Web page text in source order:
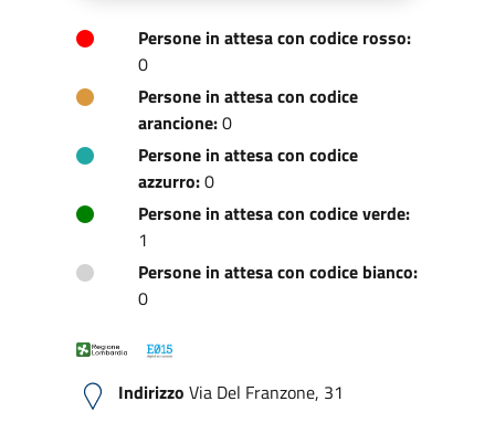
Persone in attesa con codice rosso:
0
Persone in attesa con codice
arancione:0
Persone in attesa con codice
azzurro:0
Persone in attesa con codice verde:
1
Persone in attesa con codice bianco:
0
Indirizzo Via Del Franzone, 31